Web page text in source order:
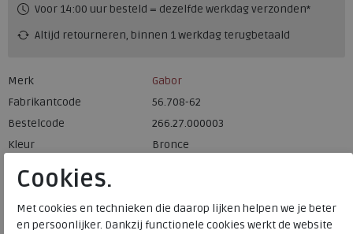
Voor 14:00 uur besteld = dezelfde werkdag verzonden*
Altijd retourneren, binnen 1 werkdag terugbetaald
Merk
Gabor
Fabrikantcode
56.708-62
Bestelcode
266.27.000003
Kleur
Bronce
Materiaal
Wijdtemaat
k
Uitneembaar voetbed
ja
Cookies.
Met cookies en technieken die daarop lijken helpen we je beter
en persoonlijker. Dankzij functionele cookies werkt de website